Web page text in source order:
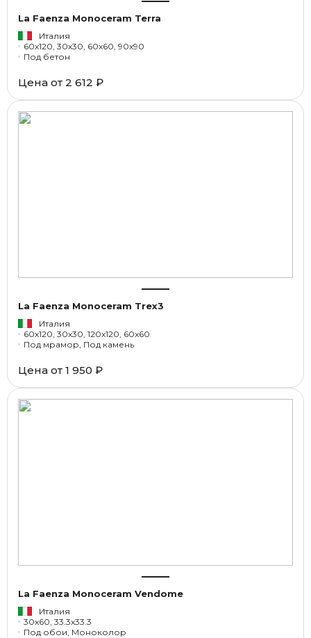
La Faenza Monoceram Terra
Италия
60x120, 30x30, 60x60, 90x90
Под бетон
Цена от 2 612 ₽
La Faenza Monoceram Trex3
Италия
60x120, 30x30, 120x120, 60x60
Под мрамор, Под камень
Цена от 1 950 ₽
La Faenza Monoceram Vendome
Италия
30x60, 33.3x33.3
Под обои, Моноколор